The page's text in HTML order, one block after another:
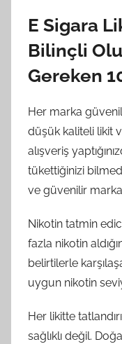
E Sigara
Bilinçli
Gereken
Her marka
düşük kaliteli likit
alışveriş
tükettiğinizi
ve güvenilir
Nikotin tatmin
fazla nikotin
belirtilerle
uygun nikotin
Her likitte
sağlıklı değil.